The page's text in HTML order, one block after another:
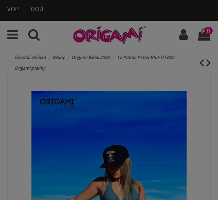
VOP OOÚ
0
Úvodná stránka Bikiny Origami Bikini 2026.
La Palma Petrol Blue PT-622
Origami plavky